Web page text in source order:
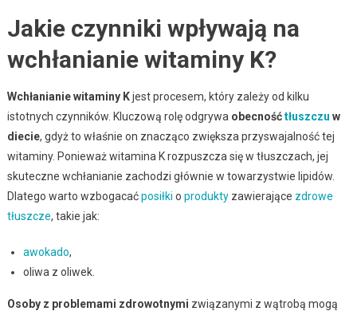
Jakie czynniki wpływają na
wchłanianie witaminy K?
Wchłanianie witaminy Kjest procesem, który zależy od kilku
istotnych czynników. Kluczową rolę odgrywa obecnośćtłuszczu w
diecie, gdyż to właśnie on znacząco zwiększa przyswajalność tej
witaminy. Ponieważ witamina K rozpuszcza się w tłuszczach, jej
skuteczne wchłanianie zachodzi głównie w towarzystwie lipidów.
Dlatego warto wzbogacaćposiłki o produktyzawierające zdrowe
tłuszcze, takie jak:
awokado,
oliwa z oliwek.
Osoby z problemami zdrowotnymi związanymi z wątrobą mogą